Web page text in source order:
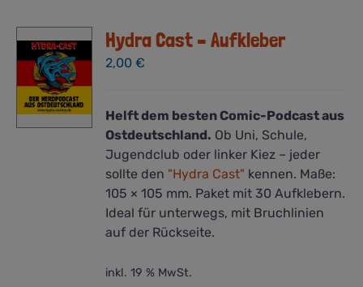
Hydra Cast – Aufkleber
2,00€
Helft dem besten Comic-Podcast aus
Ostdeutschland. Ob Uni, Schule,
Jugendclub oder linker Kiez – jeder
sollte den "Hydra Cast" kennen. Maße:
105 × 105 mm. Paket mit 30 Aufklebern.
Ideal für unterwegs, mit Bruchlinien
auf der Rückseite.
inkl. 19 % MwSt.